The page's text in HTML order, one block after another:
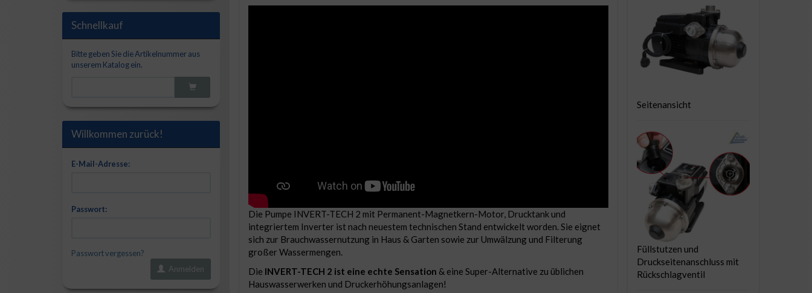
Schnellkauf
Bitte geben Sie die Artikelnummer aus
unserem Katalog ein.
Willkommen zurück!
E-Mail-Adresse:
Passwort:
Passwort vergessen?
Anmelden
Seitenansicht
Füllstutzen und
Druckseitenanschluss mit
Rückschlagventil
Die Pumpe INVERT-TECH 2 mit Permanent-Magnetkern-Motor, Drucktank und
integriertem Inverter ist nach neuestem technischen Stand entwickelt worden. Sie eignet
sich zur Brauchwassernutzung in Haus & Garten sowie zur Umwälzung und Filterung
großer Wassermengen.
Die INVERT-TECH 2 ist eine echte Sensation & eine Super-Alternative zu üblichen
Hauswasserwerken und Druckerhöhungsanlagen!